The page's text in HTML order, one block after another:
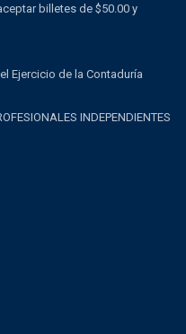
billetes de $50.00 y
Ejercicio de la Contaduría
INDEPENDIENTES